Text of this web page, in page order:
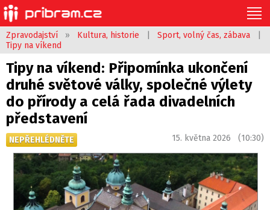
Zpravodajství » Kultura, historie Sport, volný čas, zábava
Tipy na víkend
Tipy na víkend: Připomínka ukončení
druhé světové války, společné výlety
do přírody a celá řada divadelních
představení
NEPŘEHLÉDNĚTE 15. května 2026 (10:30)